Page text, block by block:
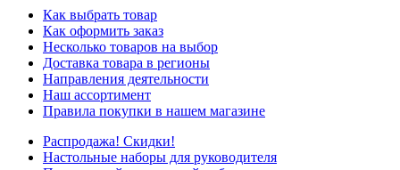
Как выбрать товар
Как оформить заказ
Несколько товаров на выбор
Доставка товара в регионы
Направления деятельности
Наш ассортимент
Правила покупки в нашем магазине
Распродажа! Скидки!
Настольные наборы для руководителя